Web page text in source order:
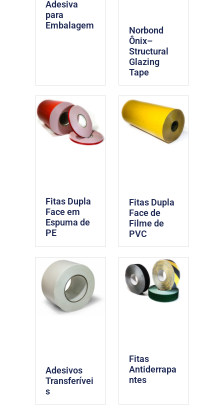
Adesiva
para
Embalagem
Norbond
Ônix–
Structural
Glazing
Tape
Fitas Dupla
Face em
Espuma de
PE
Fitas Dupla
Face de
Filme de
PVC
Adesivos
Transferívei
s
Fitas
Antiderrapa
ntes